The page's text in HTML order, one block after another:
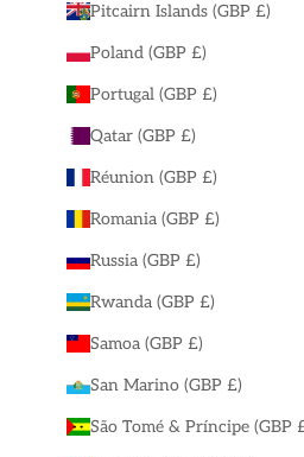
Pitcairn Islands (GBP £)
Poland (GBP £)
Portugal (GBP £)
Qatar (GBP £)
Réunion (GBP £)
Romania (GBP £)
Russia (GBP £)
Rwanda (GBP £)
Samoa (GBP £)
San Marino (GBP £)
São Tomé & Príncipe (GBP